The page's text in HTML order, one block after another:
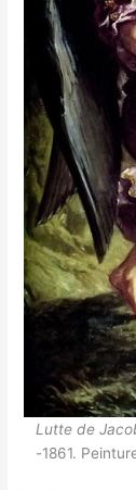
Lutte de
-1861.